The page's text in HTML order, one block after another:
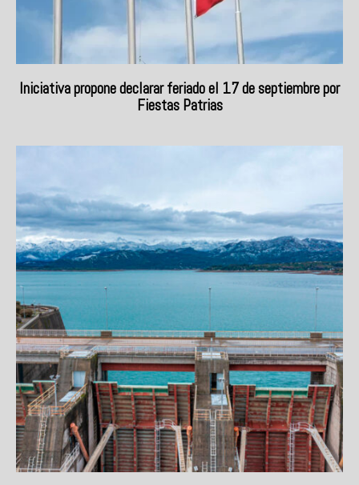
Iniciativa propone declarar feriado el 17 de septiembre por
Fiestas Patrias